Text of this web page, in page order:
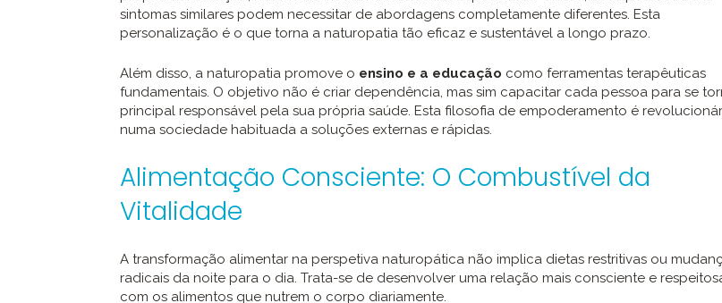
sintomas similares podem necessitar de abordagens completamente diferentes. Esta
personalização é o que torna a naturopatia tão eficaz e sustentável a longo prazo.
Além disso, a naturopatia promove o ensino e a educação como ferramentas terapêuticas
fundamentais. O objetivo não é criar dependência, mas sim capacitar cada pessoa para se
principal responsável pela sua própria saúde. Esta filosofia de empoderamento é
numa sociedade habituada a soluções externas e rápidas.
Alimentação Consciente: O Combustível da
Vitalidade
A transformação alimentar na perspetiva naturopática não implica dietas restritivas ou
radicais da noite para o dia. Trata-se de desenvolver uma relação mais consciente e
com os alimentos que nutrem o corpo diariamente.